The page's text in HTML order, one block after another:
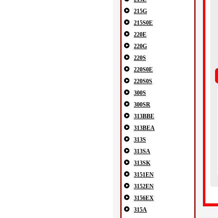
215G
215S0E
220E
220G
220S
220S0E
220S0S
300S
300SR
313BBE
313BEA
313S
313SA
313SK
3151EN
3152EN
3156EX
315A